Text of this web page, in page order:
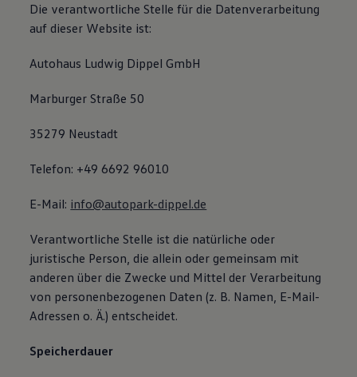
Die verantwortliche Stelle für die Datenverarbeitung
auf dieser Website ist:
Autohaus Ludwig Dippel GmbH
Marburger Straße 50
35279 Neustadt
Telefon: +49 6692 96010
E-Mail: info@autopark-dippel.de
Verantwortliche Stelle ist die natürliche oder
juristische Person, die allein oder gemeinsam mit
anderen über die Zwecke und Mittel der Verarbeitung
von personenbezogenen Daten (z. B. Namen, E-Mail-
Adressen o. Ä.) entscheidet.
Speicherdauer